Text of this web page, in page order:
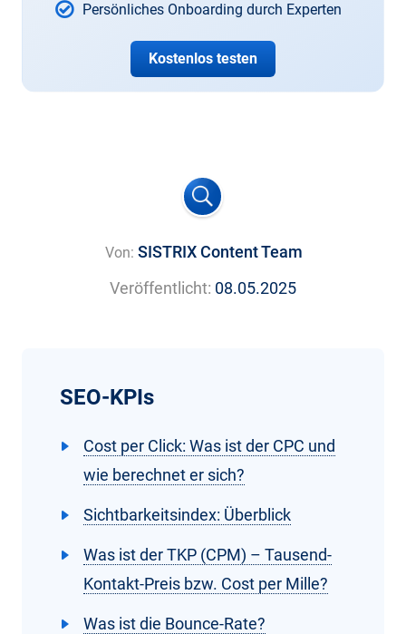
Persönliches Onboarding durch Experten
Kostenlos testen
Von: SISTRIX Content Team
Veröffentlicht: 08.05.2025
SEO-KPIs
Cost per Click: Was ist der CPC und
wie berechnet er sich?
Sichtbarkeitsindex: Überblick
Was ist der TKP (CPM) – Tausend-
Kontakt-Preis bzw. Cost per Mille?
Was ist die Bounce-Rate?